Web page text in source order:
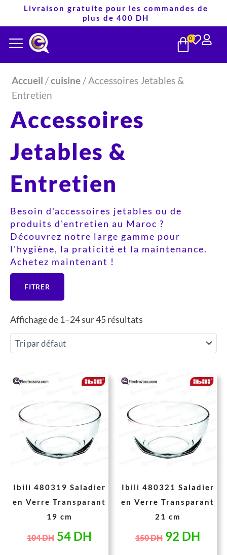
contenu
Livraison gratuite pour les commandes de
plus de 400 DH
0
Accueil /cuisine / Accessoires Jetables &
Entretien
Accessoires
Jetables &
Entretien
Besoin d'accessoires jetables ou de
produits d'entretien au Maroc ?
Découvrez notre large gamme pour
l'hygiène, la praticité et la maintenance.
Achetez maintenant !
FITRER
Affichage de 1–24 sur 45 résultats
Ibili 480319 Saladier
en Verre Transparant
19 cm
104DH
initial
était :
104 DH.
54 DH
Le
actuel
est :
54 DH.
Ibili 480321 Saladier
en Verre Transparant
21 cm
150DH
initial
était :
150 DH.
92 DH
Le
est :
92